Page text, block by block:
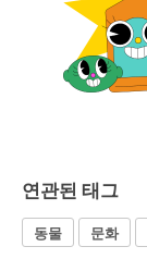
연관된 태그
동물 문화